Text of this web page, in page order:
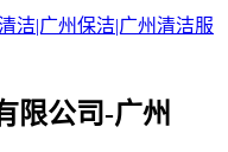
限公司-广州